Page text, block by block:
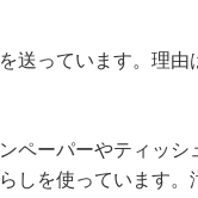
送っています。理由
ペーパーやティッ
しを使っています